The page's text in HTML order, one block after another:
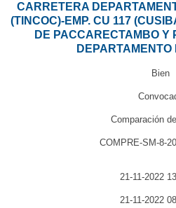
CARRETERA
(TINCOC)-EMP. CU 117
DE PACCARECTAMBO Y
Bien
Comparación
COMPRE-SM-8-
21-11-2022
21-11-2022